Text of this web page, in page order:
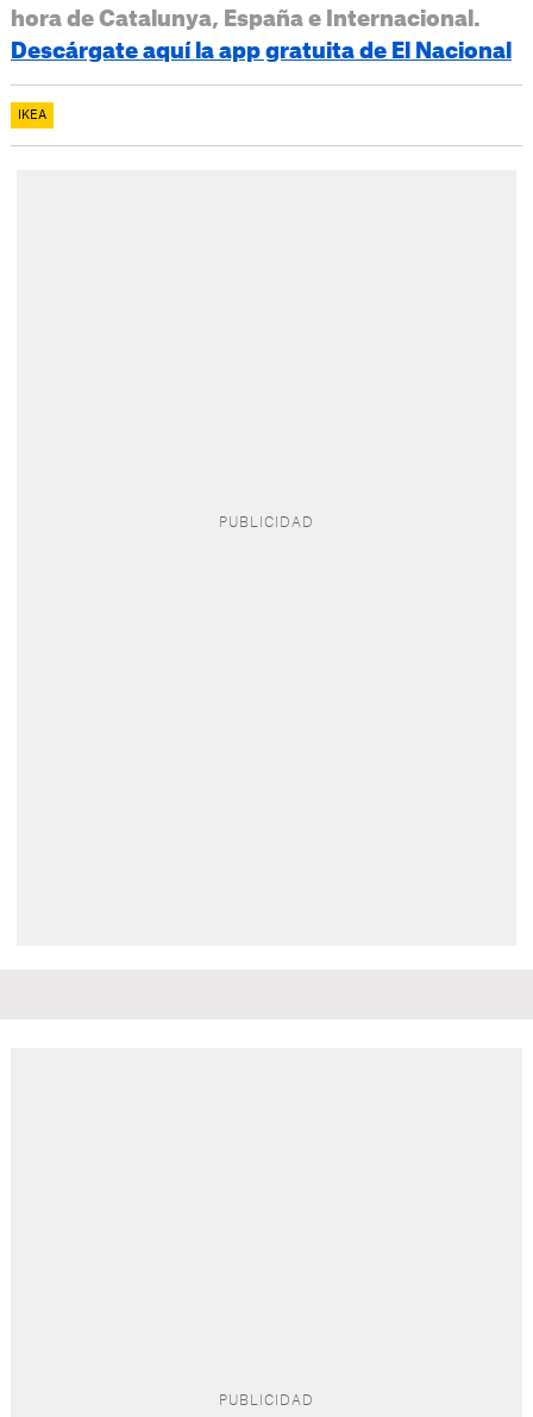
hora de Catalunya, España e Internacional.
Descárgate aquí la app gratuita de El Nacional
IKEA